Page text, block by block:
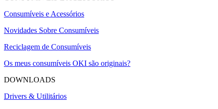
Consumíveis e Acessórios
Novidades Sobre Consumíveis
Reciclagem de Consumíveis
Os meus consumíveis OKI são originais?
DOWNLOADS
Drivers & Utilitários